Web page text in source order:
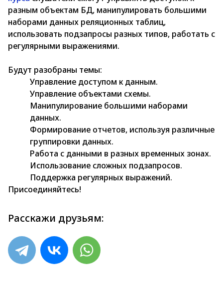
разным объектам БД, манипулировать большими
наборами данных реляционных таблиц,
использовать подзапросы разных типов, работать с
регулярными выражениями.
Будут разобраны темы:
Управление доступом к данным.
Управление объектами схемы.
Манипулирование большими наборами
данных.
Формирование отчетов, используя различные
группировки данных.
Работа с данными в разных временных зонах.
Использование сложных подзапросов.
Поддержка регулярных выражений.
Присоединяйтесь!
Расскажи друзьям: